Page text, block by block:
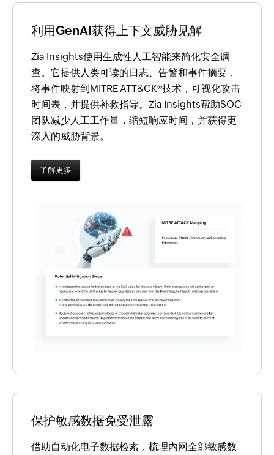
利用GenAI获得上下文威胁见解
Zia Insights使用生成性人工智能来简化安全调
查。它提供人类可读的日志、告警和事件摘要，
将事件映射到MITRE ATT&CK®技术，可视化攻击
时间表，并提供补救指导。Zia Insights帮助SOC
团队减少人工工作量，缩短响应时间，并获得更
深入的威胁背景。
了解更多
保护敏感数据免受泄露
借助自动化电子数据检索，梳理内网全部敏感数